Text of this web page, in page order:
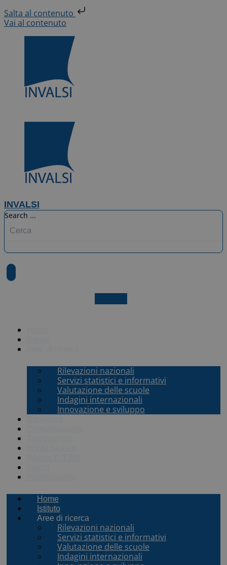
Salta al contenuto
Vai al contenuto
INVALSI
Search ...
Rilevazioni nazionali
Servizi statistici e informativi
Valutazione delle scuole
Indagini internazionali
Innovazione e sviluppo
Home
Istituto
Aree di ricerca
Rilevazioni nazionali
Servizi statistici e informativi
Valutazione delle scuole
Indagini internazionali